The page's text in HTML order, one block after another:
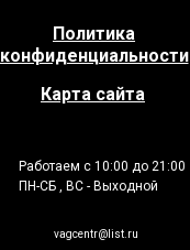
vagcentr@list.ru
Работаем с 10:00 до 21:00
ПН-СБ , ВС - Выходной
Политика
конфиденциальности
Карта сайта